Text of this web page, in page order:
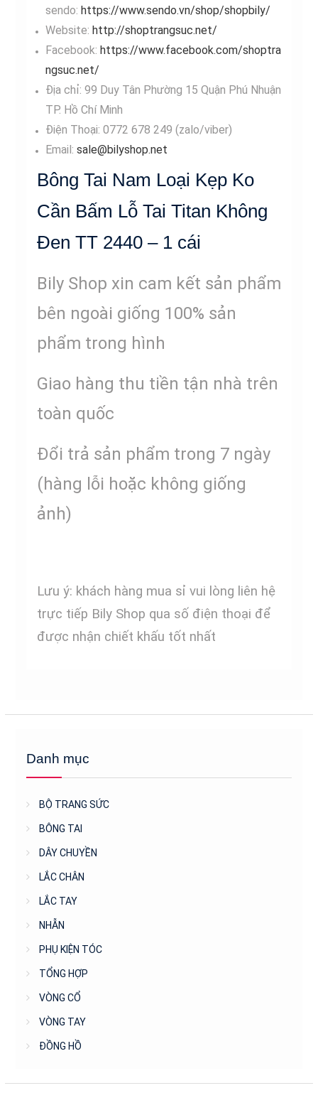
sendo: https://www.sendo.vn/shop/shopbily/
Website: http://shoptrangsuc.net/
Facebook: https://www.facebook.com/shoptra
ngsuc.net/
Địa chỉ: 99 Duy Tân Phường 15 Quận Phú Nhuận
TP. Hồ Chí Minh
Điện Thoại: 0772 678 249 (zalo/viber)
Email: sale@bilyshop.net
Bông Tai Nam Loại Kẹp Ko
Cần Bấm Lỗ Tai Titan Không
Đen TT 2440 – 1 cái
Bily Shop xin cam kết sản phẩm
bên ngoài giống 100% sản
phẩm trong hình
Giao hàng thu tiền tận nhà trên
toàn quốc
Đổi trả sản phẩm trong 7 ngày
(hàng lỗi hoặc không giống
ảnh)
Lưu ý: khách hàng mua sỉ vui lòng liên hệ
trực tiếp Bily Shop qua số điện thoại để
được nhận chiết khấu tốt nhất
Danh mục
BỘ TRANG SỨC
BÔNG TAI
DÂY CHUYỀN
LẮC CHÂN
LẮC TAY
NHẪN
PHỤ KIỆN TÓC
TỔNG HỢP
VÒNG CỔ
VÒNG TAY
ĐỒNG HỒ